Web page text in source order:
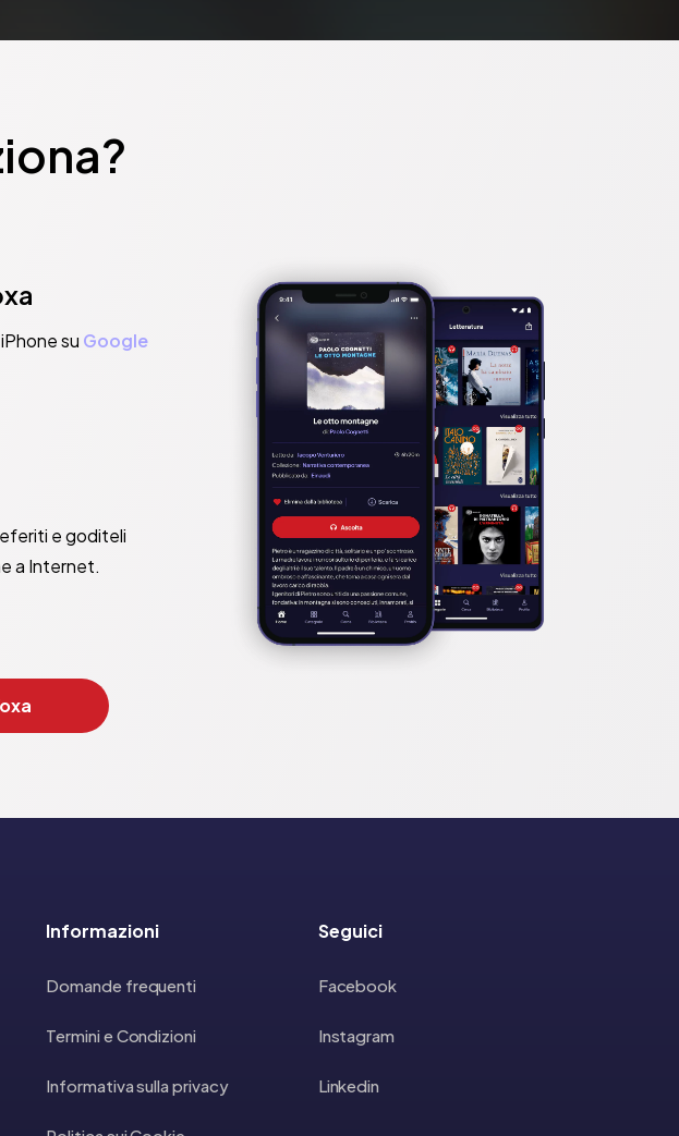
su Google
e goditeli
a Internet.
Informazioni
Domande frequenti
Termini e Condizioni
Informativa sulla privacy
Seguici
Facebook
Instagram
Linkedin